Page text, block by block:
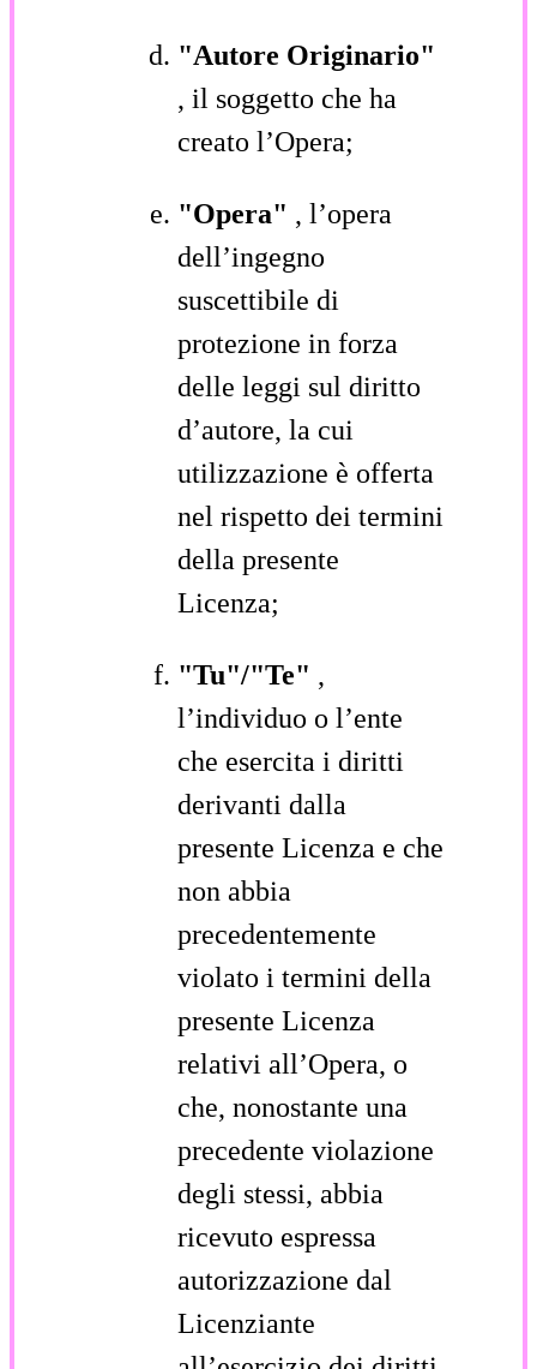
"Autore Originario"
, il soggetto che ha
creato l’Opera;
"Opera" , l’opera
dell’ingegno
suscettibile di
protezione in forza
delle leggi sul diritto
d’autore, la cui
utilizzazione è offerta
nel rispetto dei termini
della presente
Licenza;
"Tu"/"Te" ,
l’individuo o l’ente
che esercita i diritti
derivanti dalla
presente Licenza e che
non abbia
precedentemente
violato i termini della
presente Licenza
relativi all’Opera, o
che, nonostante una
precedente violazione
degli stessi, abbia
ricevuto espressa
autorizzazione dal
Licenziante